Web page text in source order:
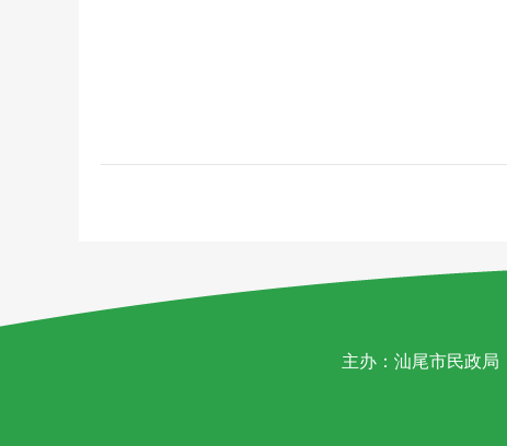
主办：汕尾市民政局